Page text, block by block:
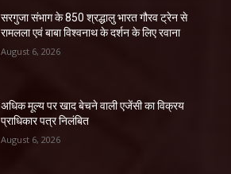
सरगुजा संभाग के 850 श्रद्धालु भारत गौरव ट्रेन से
रामलला एवं बाबा विश्वनाथ के दर्शन के लिए रवाना
August 6, 2026
अधिक मूल्य पर खाद बेचने वाली एजेंसी का विक्रय
प्राधिकार पत्र निलंबित
August 6, 2026